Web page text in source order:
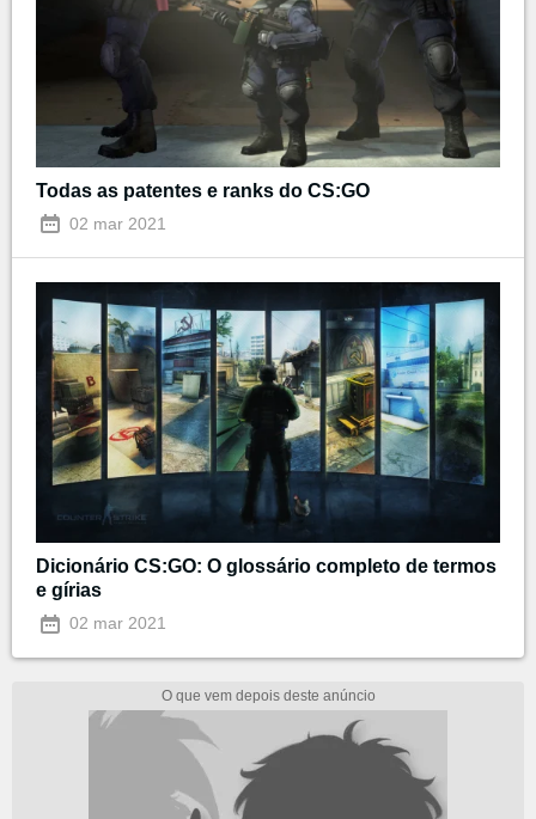
Todas as patentes e ranks do CS:GO
02 mar 2021
Dicionário CS:GO: O glossário completo de termos
e gírias
02 mar 2021